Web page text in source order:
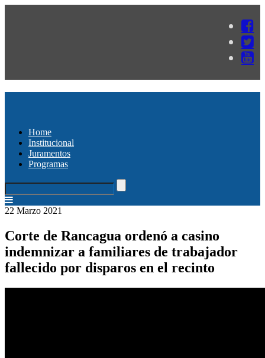
Home
Institucional
Juramentos
Programas
22 Marzo 2021
Corte de Rancagua ordenó a casino
indemnizar a familiares de trabajador
fallecido por disparos en el recinto